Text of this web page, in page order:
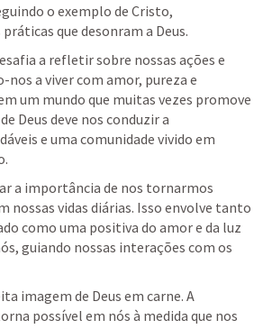
o exemplo de Cristo,
que desonram a Deus.
a refletir sobre nossas ações e
a viver com amor, pureza e
um mundo que muitas vezes promove
Deus deve nos conduzir a
e uma comunidade vivido em
a importância de nos tornarmos
nossas vidas diárias. Isso envolve tanto
como uma positiva do amor e da luz
guiando nossas interações com os
imagem de Deus em carne. A
possível em nós à medida que nos